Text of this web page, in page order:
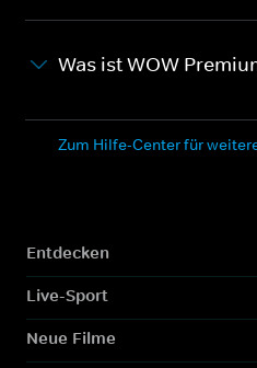
Was ist WOW
Zum Hilfe-Center für
Entdecken
Live-Sport
Neue Filme